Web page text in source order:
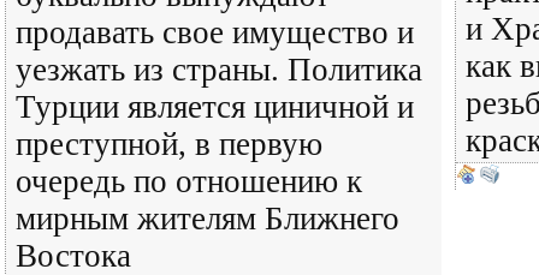
продавать свое имущество и
уезжать из страны. Политика
Турции является циничной и
преступной, в первую
очередь по отношению к
мирным жителям Ближнего
Востока
и
как